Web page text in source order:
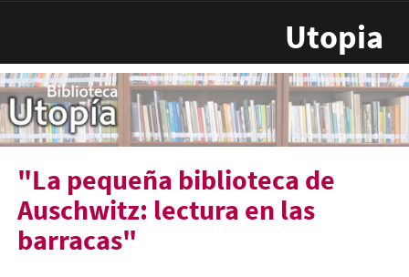
Utopia
"La pequeña biblioteca de
Auschwitz: lectura en las
barracas"